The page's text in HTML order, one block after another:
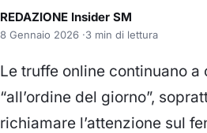
REDAZIONE Insider SM
8 Gennaio 2026 ·3 min di lettura
Le truffe online continuano
“all’ordine del giorno”,
richiamare l’attenzione sul